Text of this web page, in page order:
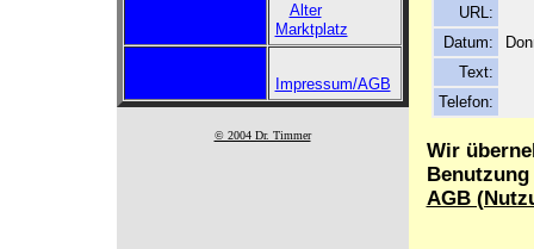
Alter
Marktplatz
Impressum/AGB
© 2004 Dr. Timmer
URL:
Datum:
Text:
Telefon:
Wir
AGB